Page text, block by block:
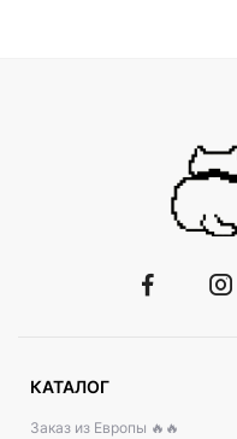
КАТАЛОГ
Заказ из Европы 🔥🔥